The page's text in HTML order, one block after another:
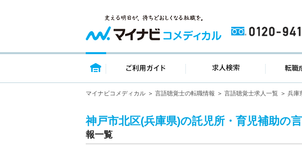
トップページ ご利用ガイド 求人検索
マイナビコメディカル 言語聴覚士の転職情報 言語聴覚士求人一覧 兵庫
神戸市北区(兵庫県)の託児所・育児補助の
報一覧